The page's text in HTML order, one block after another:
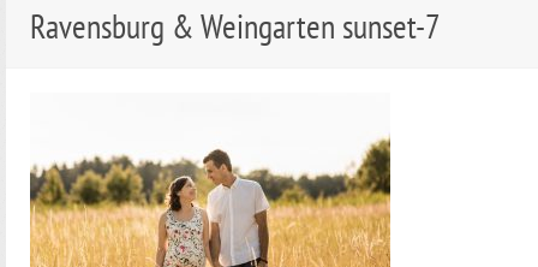
Ravensburg & Weingarten sunset-7